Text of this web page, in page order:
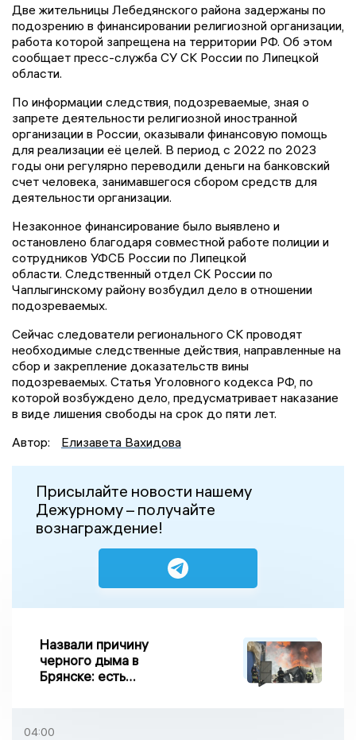
Две жительницы Лебедянского района задержаны по
подозрению в финансировании религиозной организации,
работа которой запрещена на территории РФ. Об этом
сообщает пресс-служба СУ СК России по Липецкой
области.
По информации следствия, подозреваемые, зная о
запрете деятельности религиозной иностранной
организации в России, оказывали финансовую помощь
для реализации её целей. В период с 2022 по 2023
годы они регулярно переводили деньги на банковский
счет человека, занимавшегося сбором средств для
деятельности организации.
Незаконное финансирование было выявлено и
остановлено благодаря совместной работе полиции и
сотрудников УФСБ России по Липецкой
области. Следственный отдел СК России по
Чаплыгинскому району возбудил дело в отношении
подозреваемых.
Сейчас следователи регионального СК проводят
необходимые следственные действия, направленные на
сбор и закрепление доказательств вины
подозреваемых. Статья Уголовного кодекса РФ, по
которой возбуждено дело, предусматривает наказание
в виде лишения свободы на срок до пяти лет.
Автор:
Елизавета Вахидова
Присылайте новости нашему
Дежурному – получайте
вознаграждение!
Назвали причину
черного дыма в
Брянске: есть
04:00